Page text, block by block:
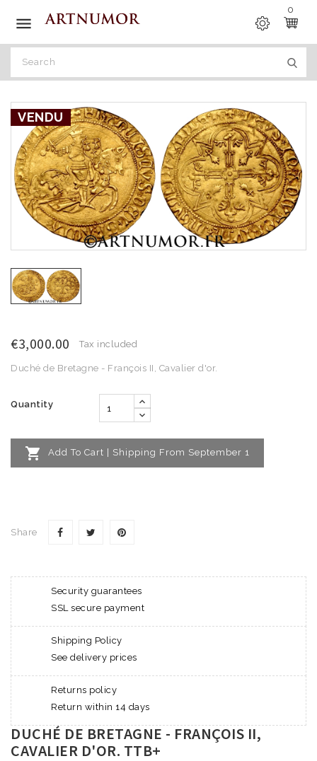

0
VENDU
€3,000.00 Tax included
Duché de Bretagne - François II, Cavalier d'or.
Quantity
 Add To Cart | Shipping From September 1
Share
Security guarantees
SSL secure payment
Shipping Policy
See delivery prices
Returns policy
Return within 14 days
DUCHÉ DE BRETAGNE - FRANÇOIS II,
CAVALIER D'OR. TTB+